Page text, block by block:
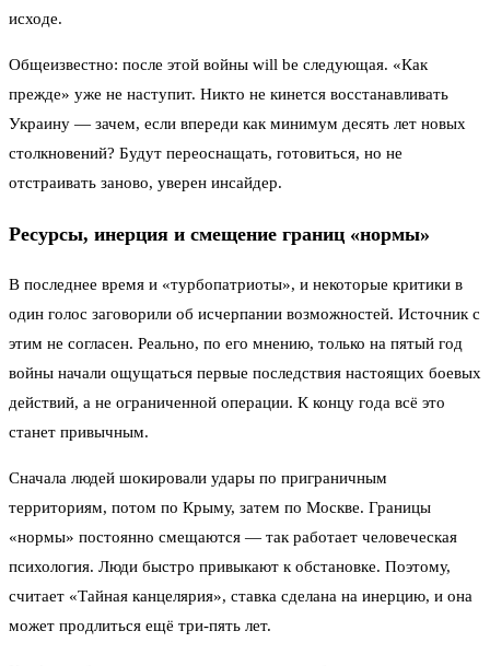
исходе.
Общеизвестно: после этой войны will be следующая. «Как
прежде» уже не наступит. Никто не кинется восстанавливать
Украину — зачем, если впереди как минимум десять лет новых
столкновений? Будут переоснащать, готовиться, но не
отстраивать заново, уверен инсайдер.
Ресурсы, инерция и смещение границ «нормы»
В последнее время и «турбопатриоты», и некоторые критики в
один голос заговорили об исчерпании возможностей. Источник с
этим не согласен. Реально, по его мнению, только на пятый год
войны начали ощущаться первые последствия настоящих боевых
действий, а не ограниченной операции. К концу года всё это
станет привычным.
Сначала людей шокировали удары по приграничным
территориям, потом по Крыму, затем по Москве. Границы
«нормы» постоянно смещаются — так работает человеческая
психология. Люди быстро привыкают к обстановке. Поэтому,
считает «Тайная канцелярия», ставка сделана на инерцию, и она
может продлиться ещё три-пять лет.